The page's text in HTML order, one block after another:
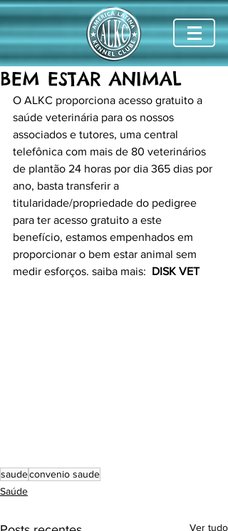
BEM ESTAR ANIMAL
O ALKC proporciona acesso gratuito a
saúde veterinária para os nossos
associados e tutores, uma central
telefônica com mais de 80 veterinários
de plantão 24 horas por dia 365 dias por
ano, basta transferir a
titularidade/propriedade do pedigree
para ter acesso gratuito a este
benefício, estamos empenhados em
proporcionar o bem estar animal sem
medir esforços. saiba mais: DISK VET
saudeconvenio saude
Saúde
Ver tudo